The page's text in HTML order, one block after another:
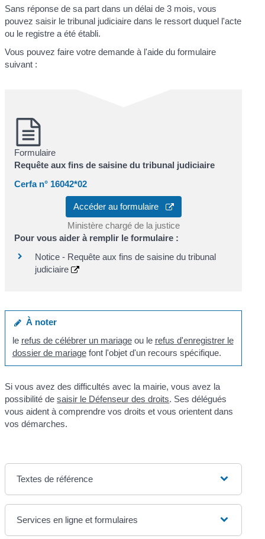
Sans réponse de sa part dans un délai de 3 mois, vous
pouvez saisir le tribunal judiciaire dans le ressort duquel l'acte
ou le registre a été établi.
Vous pouvez faire votre demande à l'aide du formulaire
suivant :
Formulaire
Requête aux fins de saisine du tribunal judiciaire
Cerfa n° 16042*02
Accéder au formulaire
Ministère chargé de la justice
Pour vous aider à remplir le formulaire :
Notice - Requête aux fins de saisine du tribunal
judiciaire
À noter
le refus de célébrer un mariageou le refus d'enregistrer le
dossier de mariagefont l'objet d'un recours spécifique.
Si vous avez des difficultés avec la mairie, vous avez la
possibilité desaisir le Défenseur des droits. Ses délégués
vous aident à comprendre vos droits et vous orientent dans
vos démarches.
Textes de référence
Services en ligne et formulaires